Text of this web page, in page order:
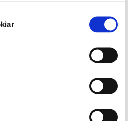
programområde 3, FLKI
forskargruppene